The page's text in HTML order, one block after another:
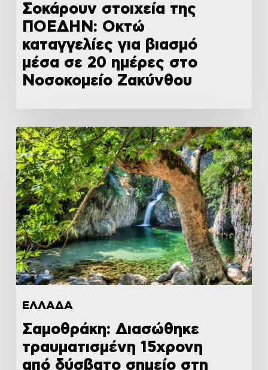
Σοκάρουν στοιχεία της
ΠΟΕΔΗΝ: Οκτώ
καταγγελίες για βιασμό
μέσα σε 20 ημέρες στο
Νοσοκομείο Ζακύνθου
ΕΛΛΑΔΑ
Σαμοθράκη: Διασώθηκε
τραυματισμένη 15χρονη
από δύσβατο σημείο στη